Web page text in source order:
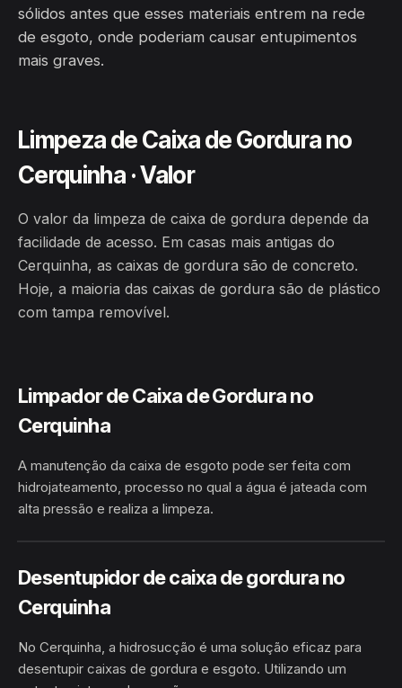
sólidos antes que esses materiais entrem na rede
de esgoto, onde poderiam causar entupimentos
mais graves.
Limpeza de Caixa de Gordura no
Cerquinha · Valor
O valor da limpeza de caixa de gordura depende da
facilidade de acesso. Em casas mais antigas do
Cerquinha, as caixas de gordura são de concreto.
Hoje, a maioria das caixas de gordura são de plástico
com tampa removível.
Limpador de Caixa de Gordura no
Cerquinha
A manutenção da caixa de esgoto pode ser feita com
hidrojateamento, processo no qual a água é jateada com
alta pressão e realiza a limpeza.
HIDROJATEAMENTO
Desentupidor de caixa de gordura no
Cerquinha
No Cerquinha, a hidrosucção é uma solução eficaz para
desentupir caixas de gordura e esgoto. Utilizando um